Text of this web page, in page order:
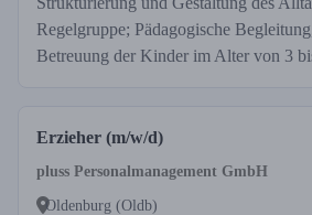
Regelgruppe; Pädagogische
Betreuung der Kinder im Alter von 3
Erzieher (m/w/d)
pluss Personalmanagement GmbH
Oldenburg (Oldb)